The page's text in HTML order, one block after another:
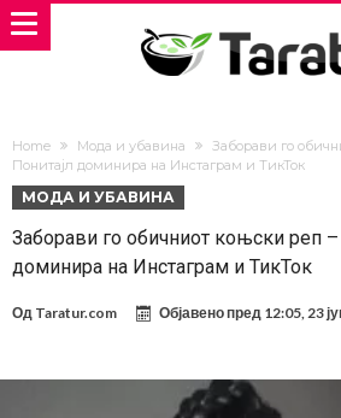
Home Мода и убавина
Заборави го
Понитајл доминира на Инстаграм и ТикТок
МОДА И УБАВИНА
Заборави го обичниот коњски реп
доминира на Инстаграм и ТикТок
Од Taratur.com Објавено пред 12:05, 23